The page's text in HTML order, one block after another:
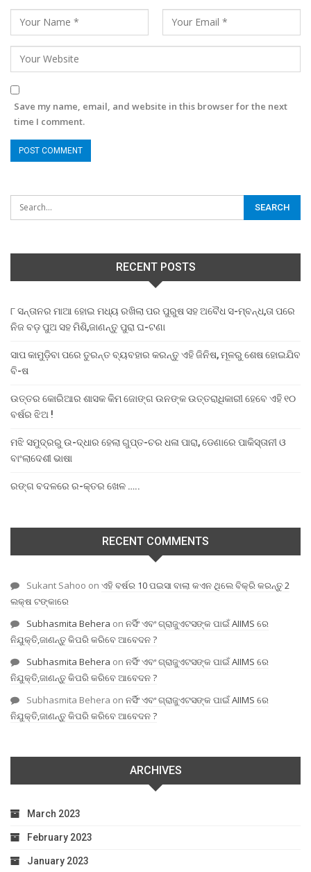
Save my name, email, and website in this browser for the next
time I comment.
RECENT POSTS
୮ ସନ୍ତାନର ମାଆ ହୋଇ ମଧ୍ୟ ରଖିଲା ପର ପୁରୁଷ ସହ ଅବୈଧ ସ-ମ୍ବନ୍ଧ,ତା ପରେ
ନିଜ ବଡ଼ ପୁଅ ସହ ମିଶି,ଜାଣନ୍ତୁ ପୁରା ଘ-ଟଣା
ସାପ କାମୁଡ଼ିବା ପରେ ତୁରନ୍ତ ବ୍ୟବହାର କରନ୍ତୁ ଏହି ଜିନିଷ, ମୂଳରୁ ଶେଷ ହୋଇଯିବ
ବି-ଷ
ଉତ୍ତର କୋରିଆର ଶାସକ କିମ ଜୋଙ୍ଗ ଉନଙ୍କ ଉତ୍ତରାଧିକାରୀ ହେବେ ଏହି ୧୦
ବର୍ଷର ଝିଅ !
ମଝି ସମୁଦ୍ରରୁ ଉ-ଦ୍ଧାର ହେଲା ଗୁପ୍ତ-ଚର ଧଳା ପାରା, ଡେଣାରେ ପାକିସ୍ତାନୀ ଓ
ବାଂଲାଦେଶୀ ଭାଷା
ରଙ୍ଗ ବଦଳରେ ର-କ୍ତର ଖେଳ …..
RECENT COMMENTS
Sukant Sahoo on ଏହି ବର୍ଷର 10 ପଇସା ବାଲା କଏନ ଥିଲେ ବିକ୍ରି କରନ୍ତୁ 2
ଲକ୍ଷ ଟଙ୍କାରେ
Subhasmita Behera on ନର୍ସିଂ ଏବଂ ଗ୍ରାଜୁଏଟସଙ୍କ ପାଇଁ AIIMS ରେ
ନିଯୁକ୍ତି,ଜାଣନ୍ତୁ କିପରି କରିବେ ଆବେଦନ ?
Subhasmita Behera on ନର୍ସିଂ ଏବଂ ଗ୍ରାଜୁଏଟସଙ୍କ ପାଇଁ AIIMS ରେ
ନିଯୁକ୍ତି,ଜାଣନ୍ତୁ କିପରି କରିବେ ଆବେଦନ ?
Subhasmita Behera on ନର୍ସିଂ ଏବଂ ଗ୍ରାଜୁଏଟସଙ୍କ ପାଇଁ AIIMS ରେ
ନିଯୁକ୍ତି,ଜାଣନ୍ତୁ କିପରି କରିବେ ଆବେଦନ ?
ARCHIVES
March 2023
February 2023
January 2023